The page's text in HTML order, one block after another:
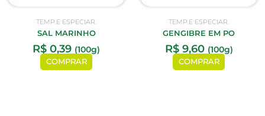
TEMP.E ESPECIAR.
SAL MARINHO
R$ 0,39 (100g)
COMPRAR
TEMP.E ESPECIAR.
GENGIBRE EM PO
R$9,60 (100g)
COMPRAR